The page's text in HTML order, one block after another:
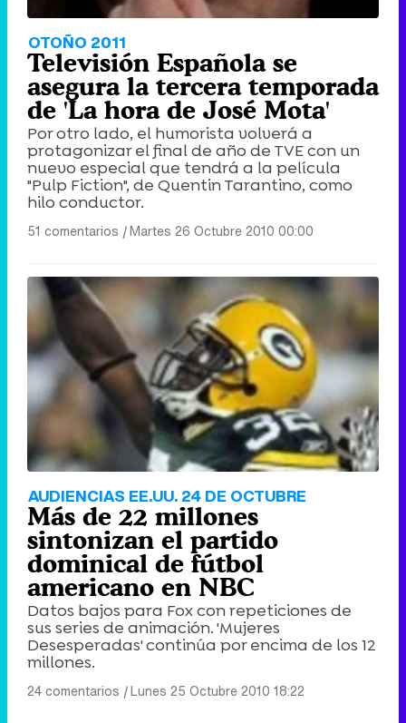
OTOÑO 2011
Televisión Española se
asegura la tercera temporada
de 'La hora de José Mota'
Por otro lado, el humorista volverá a
protagonizar el final de año de TVE con un
nuevo especial que tendrá a la película
"Pulp Fiction", de Quentin Tarantino, como
hilo conductor.
51 comentarios |Martes 26 Octubre 2010 00:00
AUDIENCIAS EE.UU. 24 DE OCTUBRE
Más de 22 millones
sintonizan el partido
dominical de fútbol
americano en NBC
Datos bajos para Fox con repeticiones de
sus series de animación. 'Mujeres
Desesperadas' continúa por encima de los 12
millones.
24 comentarios |Lunes 25 Octubre 2010 18:22